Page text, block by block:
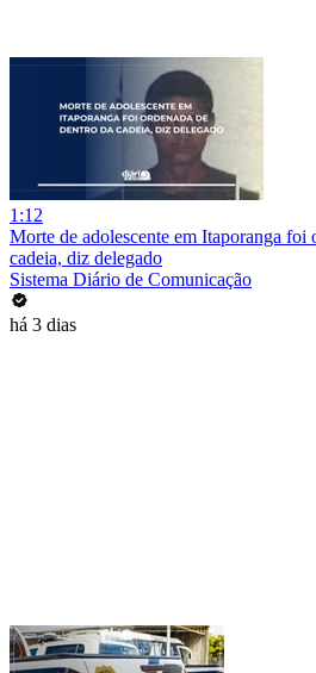
1:12
Morte de adolescente em Itaporanga foi
cadeia, diz delegado
Sistema Diário de Comunicação
há 3 dias